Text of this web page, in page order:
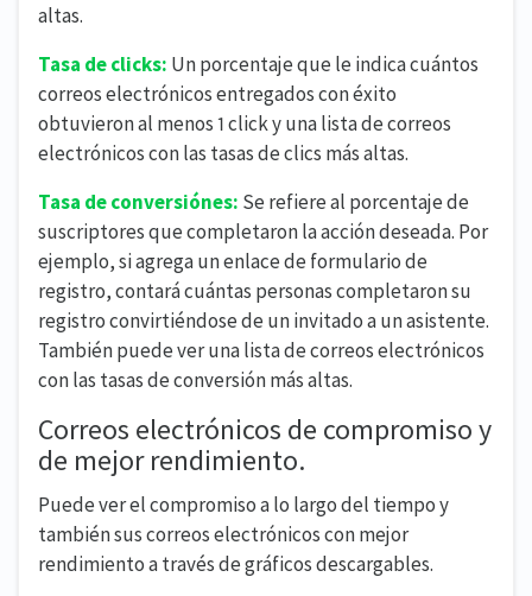
altas.
Tasa de clicks: Un porcentaje que le indica cuántos
correos electrónicos entregados con éxito
obtuvieron al menos 1 click y una lista de correos
electrónicos con las tasas de clics más altas.
Tasa de conversiónes: Se refiere al porcentaje de
suscriptores que completaron la acción deseada. Por
ejemplo, si agrega un enlace de formulario de
registro, contará cuántas personas completaron su
registro convirtiéndose de un invitado a un asistente.
También puede ver una lista de correos electrónicos
con las tasas de conversión más altas.
Correos electrónicos de compromiso y
de mejor rendimiento.
Puede ver el compromiso a lo largo del tiempo y
también sus correos electrónicos con mejor
rendimiento a través de gráficos descargables.